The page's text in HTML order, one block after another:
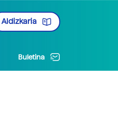
Aldizkaria
Buletina